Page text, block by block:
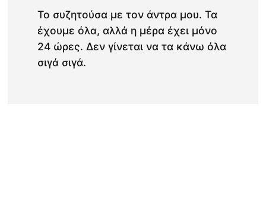
Το συζητούσα με τον άντρα μου. Τα
έχουμε όλα, αλλά η μέρα έχει μόνο
24 ώρες. Δεν γίνεται να τα κάνω όλα
σιγά σιγά.